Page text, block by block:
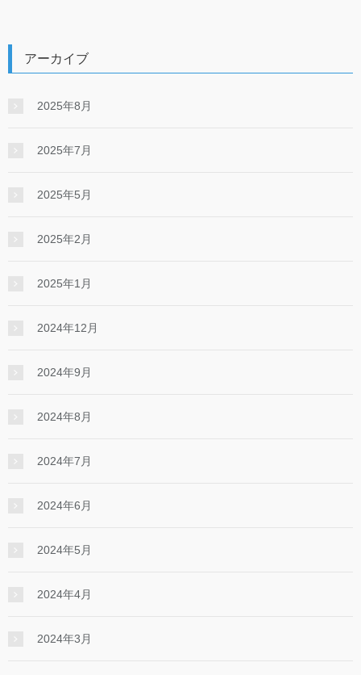
アーカイブ
2025年8月
2025年7月
2025年5月
2025年2月
2025年1月
2024年12月
2024年9月
2024年8月
2024年7月
2024年6月
2024年5月
2024年4月
2024年3月